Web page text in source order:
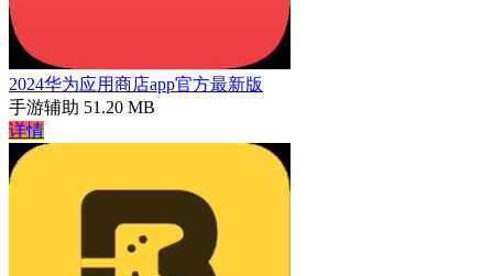
2024华为应用商店app官方最新版
手游辅助 51.20 MB
详情